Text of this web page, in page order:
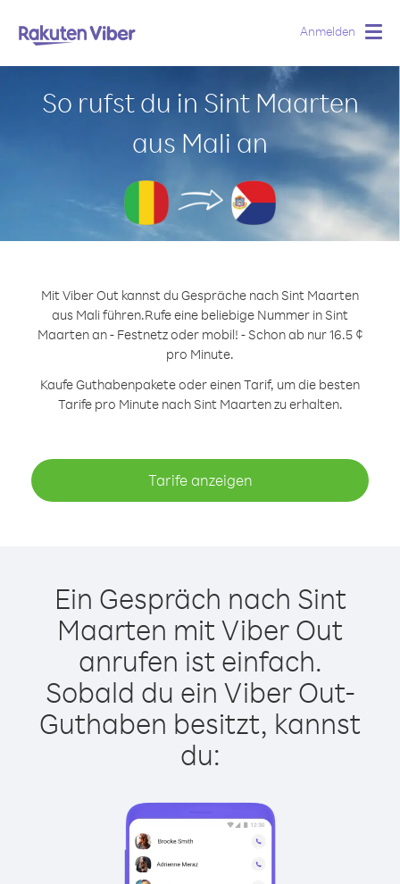
Anmelden
So rufst du in Sint Maarten
aus Mali an
Mit Viber Out kannst du Gespräche nach Sint Maarten
aus Mali führen.Rufe eine beliebige Nummer in Sint
Maarten an - Festnetz oder mobil! - Schon ab nur 16.5 ¢
pro Minute.
Kaufe Guthabenpakete oder einen Tarif, um die besten
Tarife pro Minute nach Sint Maarten zu erhalten.
Tarife anzeigen
Ein Gespräch nach Sint
Maarten mit Viber Out
anrufen ist einfach.
Sobald du ein Viber Out-
Guthaben besitzt, kannst
du: